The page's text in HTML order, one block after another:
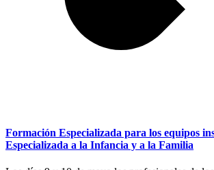
Formación Especializada para los equipos
Especializada a la Infancia y a la Familia